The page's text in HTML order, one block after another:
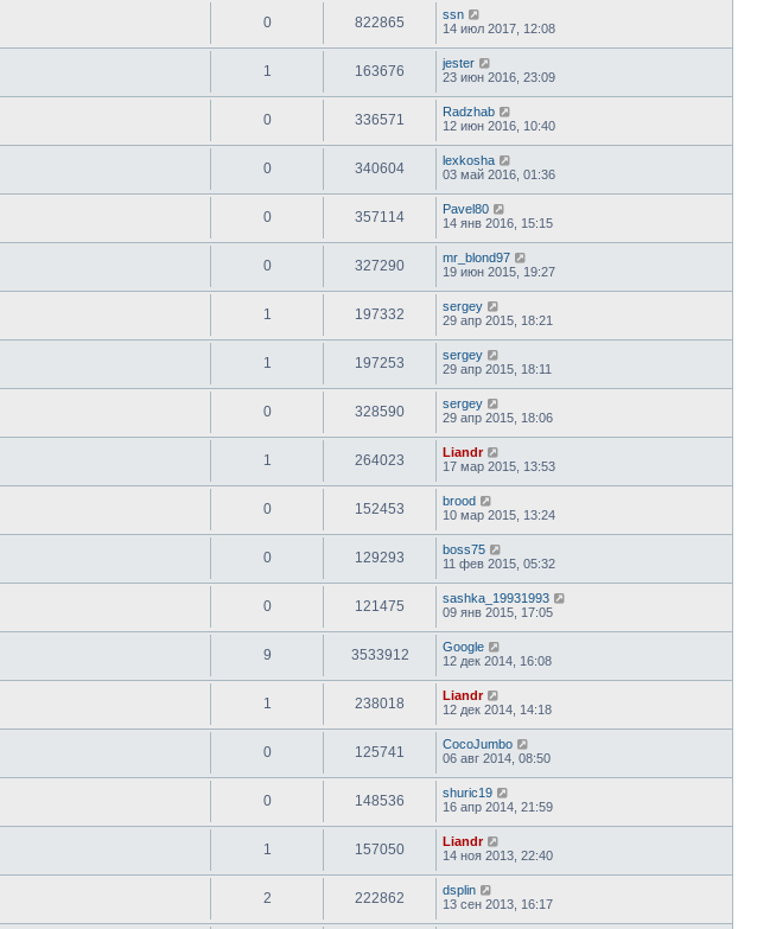
0 822865
ssn
14 июл 2017, 12:08
1 163676
jester
23 июн 2016, 23:09
0 336571
Radzhab
12 июн 2016, 10:40
0 340604
lexkosha
03 май 2016, 01:36
0 357114
Pavel80
14 янв 2016, 15:15
0 327290
mr_blond97
19 июн 2015, 19:27
1 197332
sergey
29 апр 2015, 18:21
1 197253
sergey
29 апр 2015, 18:11
0 328590
sergey
29 апр 2015, 18:06
1 264023
Liandr
17 мар 2015, 13:53
0 152453
brood
10 мар 2015, 13:24
0 129293
boss75
11 фев 2015, 05:32
0 121475
sashka_19931993
09 янв 2015, 17:05
9 3533912
Google
12 дек 2014, 16:08
1 238018
Liandr
12 дек 2014, 14:18
0 125741
CocoJumbo
06 авг 2014, 08:50
0 148536
shuric19
16 апр 2014, 21:59
1 157050
Liandr
14 ноя 2013, 22:40
2 222862
dsplin
13 сен 2013, 16:17